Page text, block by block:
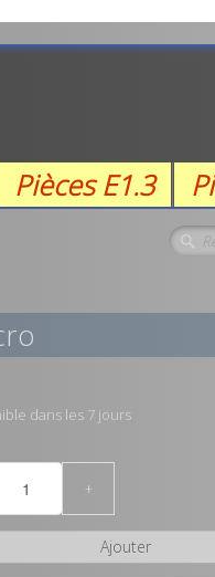
Pièces E1.3
dans les 7 jours
+
Ajouter